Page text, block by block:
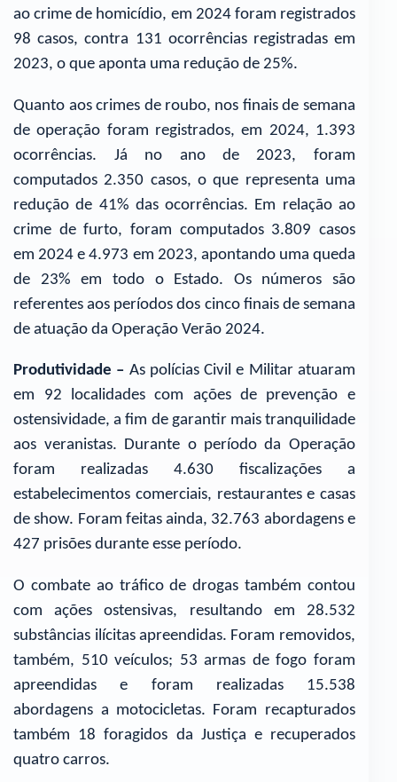
ao crime de homicídio, em 2024 foram registrados
98 casos, contra 131 ocorrências registradas em
2023, o que aponta uma redução de 25%.
Quanto aos crimes de roubo, nos finais de semana
de operação foram registrados, em 2024, 1.393
ocorrências. Já no ano de 2023, foram
computados 2.350 casos, o que representa uma
redução de 41% das ocorrências. Em relação ao
crime de furto, foram computados 3.809 casos
em 2024 e 4.973 em 2023, apontando uma queda
de 23% em todo o Estado. Os números são
referentes aos períodos dos cinco finais de semana
de atuação da Operação Verão 2024.
Produtividade – As polícias Civil e Militar atuaram
em 92 localidades com ações de prevenção e
ostensividade, a fim de garantir mais tranquilidade
aos veranistas. Durante o período da Operação
foram realizadas 4.630 fiscalizações a
estabelecimentos comerciais, restaurantes e casas
de show. Foram feitas ainda, 32.763 abordagens e
427 prisões durante esse período.
O combate ao tráfico de drogas também contou
com ações ostensivas, resultando em 28.532
substâncias ilícitas apreendidas. Foram removidos,
também, 510 veículos; 53 armas de fogo foram
apreendidas e foram realizadas 15.538
abordagens a motocicletas. Foram recapturados
também 18 foragidos da Justiça e recuperados
quatro carros.